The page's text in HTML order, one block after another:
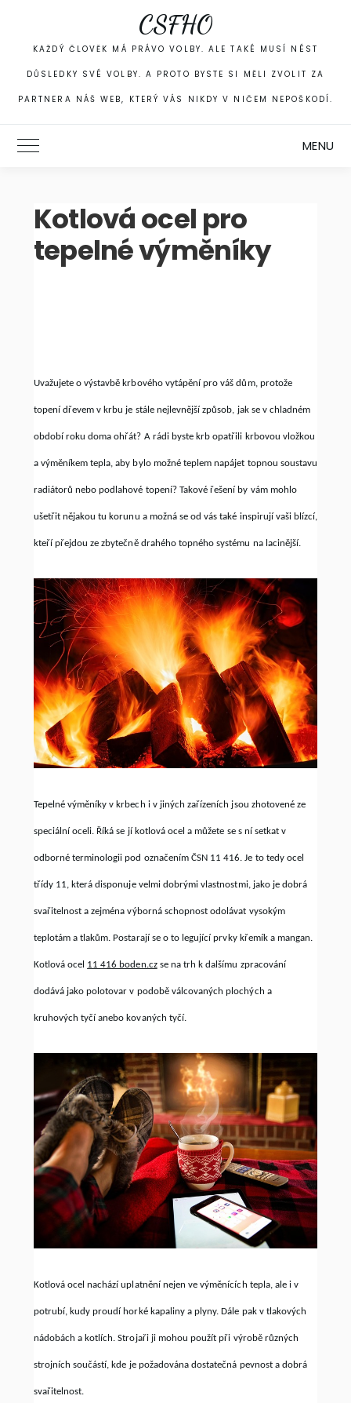
content
CSFHO
KAŽDÝ ČLOVĚK MÁ PRÁVO VOLBY. ALE TAKÉ MUSÍ NÉST
DŮSLEDKY SVÉ VOLBY. A PROTO BYSTE SI MĚLI ZVOLIT ZA
PARTNERA NÁŠ WEB, KTERÝ VÁS NIKDY V NIČEM NEPOŠKODÍ.
Toggle Main Menu MENU
Kotlová ocel pro
tepelné výměníky
Uvažujete o výstavbě krbového vytápění pro váš dům, protože
topení dřevem v krbu je stále nejlevnější způsob, jak se v chladném
období roku doma ohřát? A rádi byste krb opatřili krbovou vložkou
a výměníkem tepla, aby bylo možné teplem napájet topnou soustavu
radiátorů nebo podlahové topení? Takové řešení by vám mohlo
ušetřit nějakou tu korunu a možná se od vás také inspirují vaši blízcí,
kteří přejdou ze zbytečně drahého topného systému na lacinější.
Tepelné výměníky v krbech i v jiných zařízeních jsou zhotovené ze
speciální oceli. Říká se jí kotlová ocel a můžete se s ní setkat v
odborné terminologii pod označením ČSN 11 416. Je to tedy ocel
třídy 11, která disponuje velmi dobrými vlastnostmi, jako je dobrá
svařitelnost a zejména výborná schopnost odolávat vysokým
teplotám a tlakům. Postarají se o to legující prvky křemík a mangan.
Kotlová ocel 11 416 boden.czse na trh k dalšímu zpracování
dodává jako polotovar v podobě válcovaných plochých a
kruhových tyčí anebo kovaných tyčí.
Kotlová ocel nachází uplatnění nejen ve výměnících tepla, ale i v
potrubí, kudy proudí horké kapaliny a plyny. Dále pak v tlakových
nádobách a kotlích. Strojaři ji mohou použít při výrobě různých
strojních součástí, kde je požadována dostatečná pevnost a dobrá
svařitelnost.